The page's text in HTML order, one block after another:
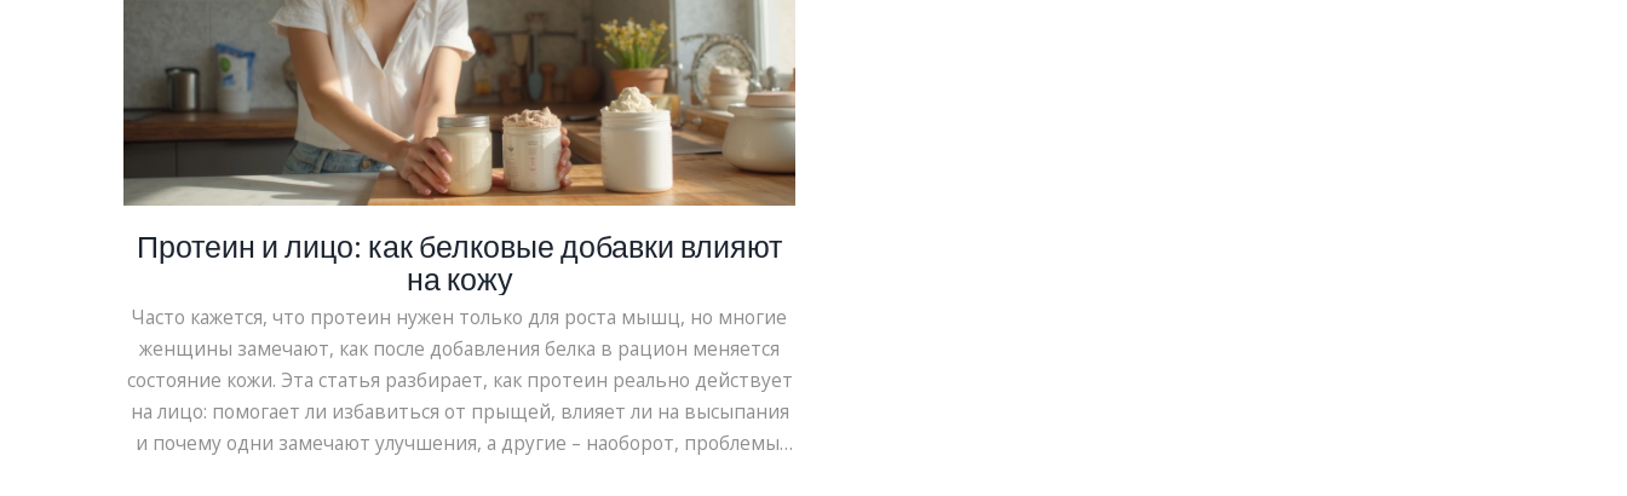
Протеин и лицо: как белковые добавки влияют
на кожу
Часто кажется, что протеин нужен только для роста мышц, но многие
женщины замечают, как после добавления белка в рацион меняется
состояние кожи. Эта статья разбирает, как протеин реально действует
на лицо: помогает ли избавиться от прыщей, влияет ли на высыпания
и почему одни замечают улучшения, а другие – наоборот, проблемы.